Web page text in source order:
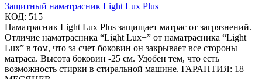
Защитный наматрасник Light Lux Plus
КОД: 515
Наматрасник Light Lux Plus защищает матрас от загрязнений.
Отличие наматрасника “Light Lux+” от наматрасника “Light
Lux” в том, что за счет боковин он закрывает все стороны
матраса. Высота боковин -25 см. Удобен тем, что есть
возможность стирки в стиральной машине. ГАРАНТИЯ: 18